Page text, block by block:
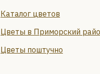
Каталог цветов
Цветы в Приморский
Цветы поштучно